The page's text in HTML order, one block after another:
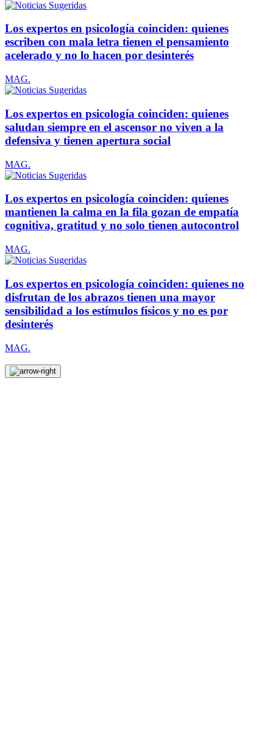
Los expertos en psicología coinciden: quienes
escriben con mala letra tienen el pensamiento
acelerado y no lo hacen por desinterés
MAG.
Los expertos en psicología coinciden: quienes
saludan siempre en el ascensor no viven a la
defensiva y tienen apertura social
MAG.
Los expertos en psicología coinciden: quienes
mantienen la calma en la fila gozan de empatía
cognitiva, gratitud y no solo tienen autocontrol
MAG.
Los expertos en psicología coinciden: quienes no
disfrutan de los abrazos tienen una mayor
sensibilidad a los estímulos físicos y no es por
desinterés
MAG.